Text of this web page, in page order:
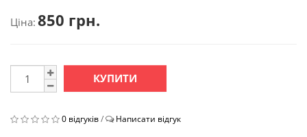
Ціна: 850 грн.
КУПИТИ
0 відгуків/ Написати відгук